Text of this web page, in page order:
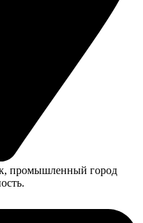
промышленный город